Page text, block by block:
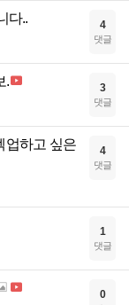
다.. 4
댓글
. 3
댓글
업하고 싶은
4
댓글
1
댓글
0